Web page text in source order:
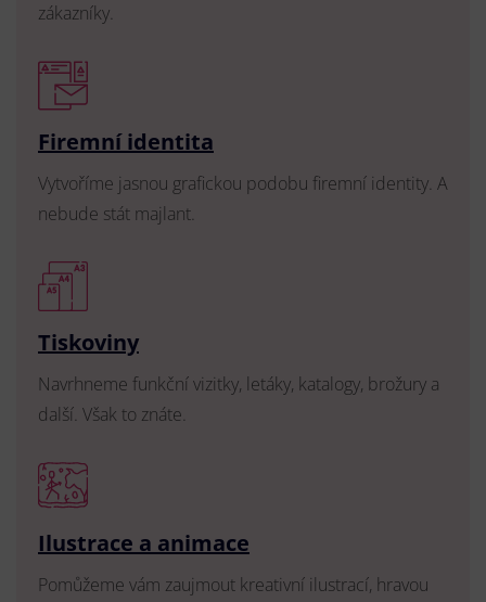
zákazníky.
Firemní identita
Vytvoříme jasnou grafickou podobu firemní identity. A
nebude stát majlant.
Tiskoviny
Navrhneme funkční vizitky, letáky, katalogy, brožury a
další. Však to znáte.
Ilustrace a animace
Pomůžeme vám zaujmout kreativní ilustrací, hravou